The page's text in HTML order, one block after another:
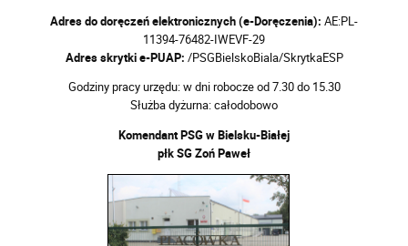
Adres do doręczeń elektronicznych (e-Doręczenia): AE:PL-
11394-76482-IWEVF-29
Adres skrytki e-PUAP: /PSGBielskoBiala/SkrytkaESP
Godziny pracy urzędu: w dni robocze od 7.30 do 15.30
Służba dyżurna: całodobowo
Komendant PSG w Bielsku-Białej
płk SG Zoń Paweł